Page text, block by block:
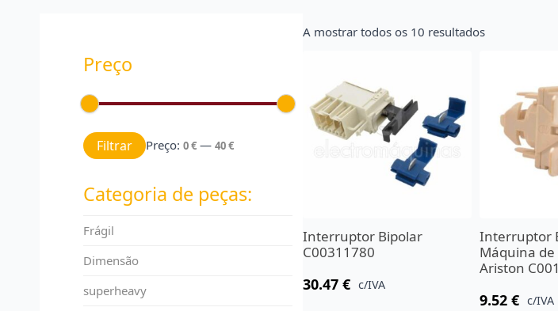
Preço
Preço mínimo
Preço máximo
Filtrar Preço: 0 € — 40 €
Categoria de peças:
Frágil
Dimensão
superheavy
A mostrar todos os 10 resultados
Interruptor Bipolar
C00311780
30.47€ c/IVA
Interruptor
Máquina
Ariston
9.52 € c/IVA